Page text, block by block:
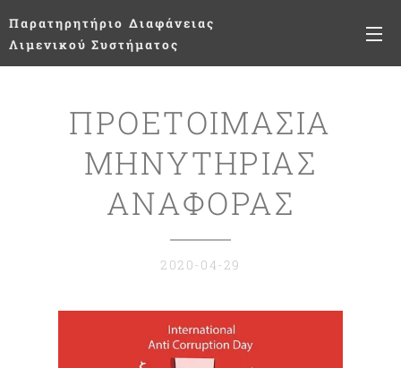
Παρατηρητήριο Διαφάνειας
Λιμενικού Συστήματος
ΠΡΟΕΤΟΙΜΑΣΙΑ
ΜΗΝΥΤΗΡΙΑΣ
ΑΝΑΦΟΡΑΣ
2020-04-29